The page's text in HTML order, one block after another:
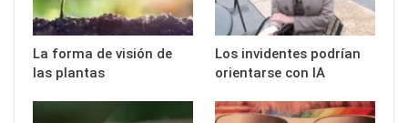
La forma de visión de
las plantas
Los invidentes podrían
orientarse con IA